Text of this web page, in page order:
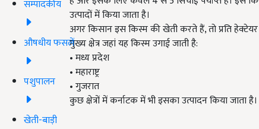
सम्पादकीय
औषधीय फसलें
पशुपालन
खेती-बाड़ी
उत्पादों में किया जाता है।
अगर किसान इस किस्म की खेती करते हैं, तो प्रति
मुख्य क्षेत्र जहां यह किस्म उगाई जाती है:
• मध्य प्रदेश
• महाराष्ट्र
• गुजरात
कुछ क्षेत्रों में कर्नाटक में भी इसका उत्पादन किया जाता है।